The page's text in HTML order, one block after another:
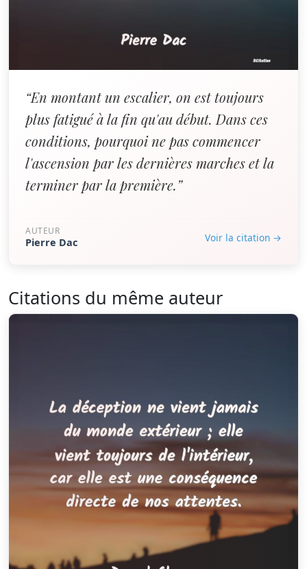
“En montant un escalier, on est toujours
plus fatigué à la fin qu'au début. Dans ces
conditions, pourquoi ne pas commencer
l'ascension par les dernières marches et la
terminer par la première.”
AUTEUR
Pierre Dac Voir la citation →
Citations du même auteur